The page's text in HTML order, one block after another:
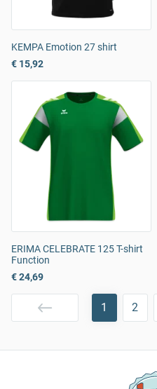
KEMPA Emotion 27 shirt
€ 15,92
ERIMA CELEBRATE 125 T-shirt
Function
€ 24,69
1 2